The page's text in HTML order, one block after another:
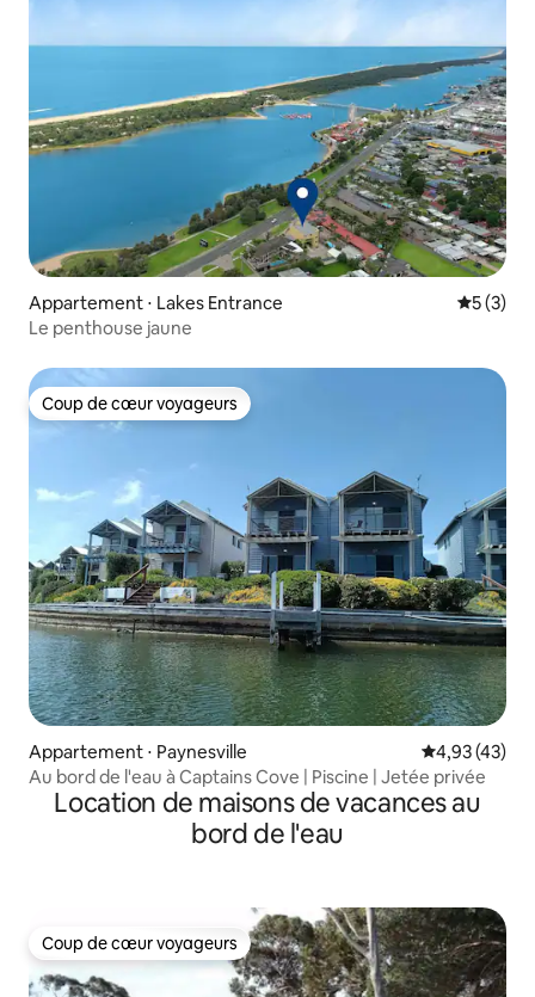
Appartement ⋅ Lakes Entrance
5 (3)
Le penthouse jaune
Coup de cœur voyageurs
Coup de cœur voyageurs
Appartement ⋅ Paynesville Évaluation
4,93 (43)
Au bord de l'eau à Captains Cove | Piscine | Jetée privée
Location de maisons de vacances au
bord de l'eau
Coup de cœur voyageurs
Coup de cœur voyageurs